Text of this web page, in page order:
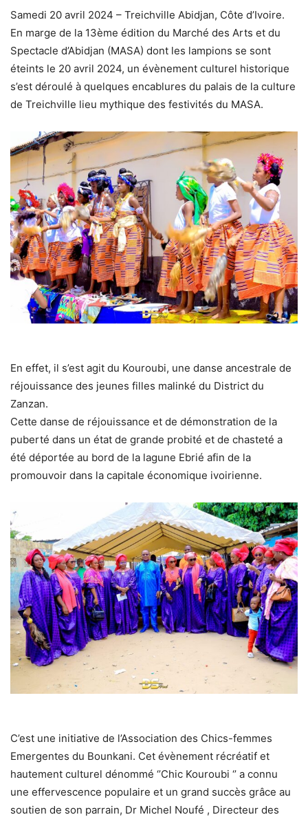
Samedi 20 avril 2024 – Treichville Abidjan, Côte d’Ivoire.
En marge de la 13ème édition du Marché des Arts et du
Spectacle d’Abidjan (MASA) dont les lampions se sont
éteints le 20 avril 2024, un évènement culturel historique
s’est déroulé à quelques encablures du palais de la culture
de Treichville lieu mythique des festivités du MASA.
En effet, il s’est agit du Kouroubi, une danse ancestrale de
réjouissance des jeunes filles malinké du District du
Zanzan.
Cette danse de réjouissance et de démonstration de la
puberté dans un état de grande probité et de chasteté a
été déportée au bord de la lagune Ebrié afin de la
promouvoir dans la capitale économique ivoirienne.
C’est une initiative de l’Association des Chics-femmes
Emergentes du Bounkani. Cet évènement récréatif et
hautement culturel dénommé ‘’Chic Kouroubi ‘’ a connu
une effervescence populaire et un grand succès grâce au
soutien de son parrain, Dr Michel Noufé , Directeur des